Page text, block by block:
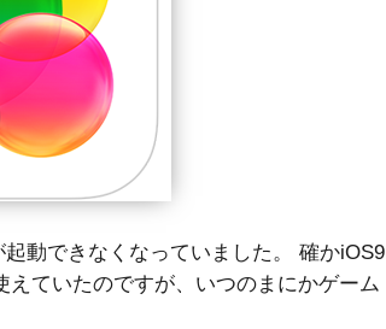
動できなくなっていました。 確かiOS9
ていたのですが、いつのまにかゲーム